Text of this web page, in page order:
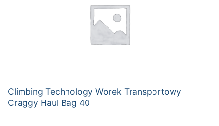
Climbing Technology Worek Transportowy
Craggy Haul Bag 40